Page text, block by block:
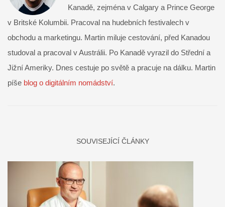
Kanadě, zejména v Calgary a Prince George
v Britské Kolumbii. Pracoval na hudebních festivalech v
obchodu a marketingu. Martin miluje cestování, před Kanadou
studoval a pracoval v Austrálii. Po Kanadě vyrazil do Střední a
Jižní Ameriky. Dnes cestuje po světě a pracuje na dálku. Martin
píše blog o digitálním nomádství.
SOUVISEJÍCÍ ČLÁNKY